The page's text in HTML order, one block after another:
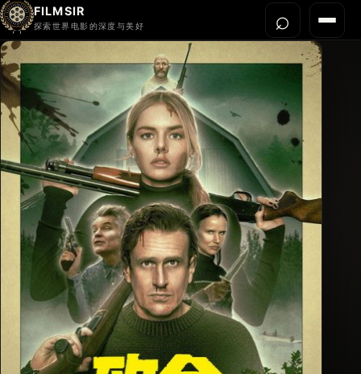
FILMSIR
探索世界电影的深度与美好 菜单
首页
今晚看什么
世界电影节
导演宇宙
影片库
影评与解读
关于我们
⌕打开